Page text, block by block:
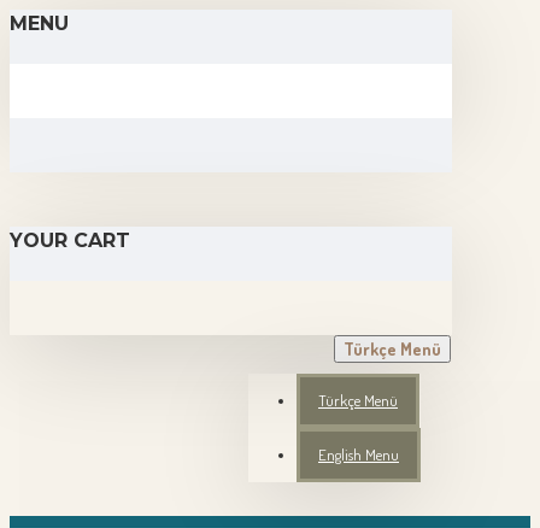
MENU
YOUR CART
Türkçe Menü
Türkçe Menü
English Menu